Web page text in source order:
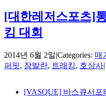
[대한레저스포츠]
킹 대회
2014년 6월 2일|Categories: 매
퍼핏, 잠발란, 트래킹, 호상사|
[VASQUE] 바스큐서포